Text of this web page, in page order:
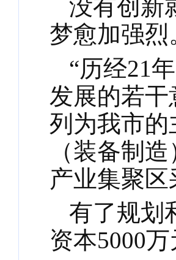
没有创新
梦愈加强烈
“历经21
发展的若
列为我市
（装备制
产业集聚
有了规划
资本5000